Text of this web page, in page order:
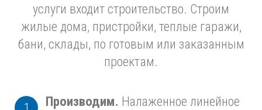
услуги входит строительство. Строим
жилые дома, пристройки, теплые гаражи,
бани, склады, по готовым или заказанным
проектам.
Производим. Налаженное линейное